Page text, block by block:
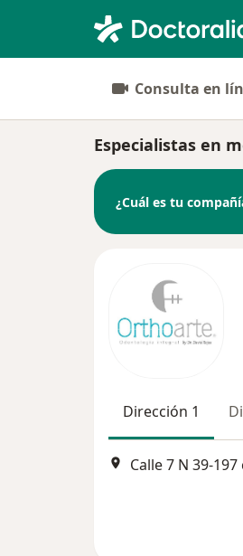
Consulta en
Especialistas en
¿Cuál es tu
Dirección 1